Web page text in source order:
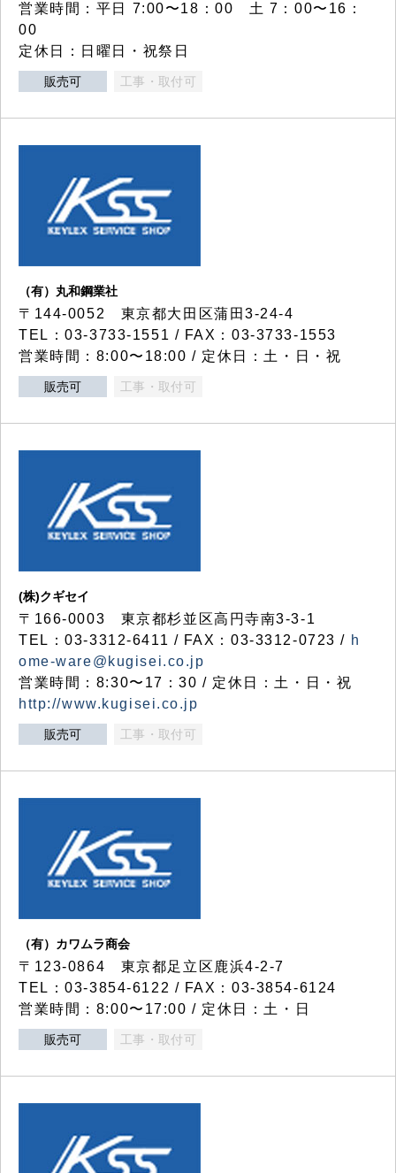
営業時間：平日 7:00〜18：00 土 7：00〜16：
00
定休日：日曜日・祝祭日
販売可 工事・取付可
（有）丸和鋼業社
〒144-0052 東京都大田区蒲田3-24-4
TEL：03-3733-1551 / FAX：03-3733-1553
営業時間：8:00〜18:00 / 定休日：土・日・祝
販売可 工事・取付可
(株)クギセイ
〒166-0003 東京都杉並区高円寺南3-3-1
TEL：03-3312-6411 / FAX：03-3312-0723 / h
ome-ware@kugisei.co.jp
営業時間：8:30〜17：30 / 定休日：土・日・祝
http://www.kugisei.co.jp
販売可 工事・取付可
（有）カワムラ商会
〒123-0864 東京都足立区鹿浜4-2-7
TEL：03-3854-6122 / FAX：03-3854-6124
営業時間：8:00〜17:00 / 定休日：土・日
販売可 工事・取付可